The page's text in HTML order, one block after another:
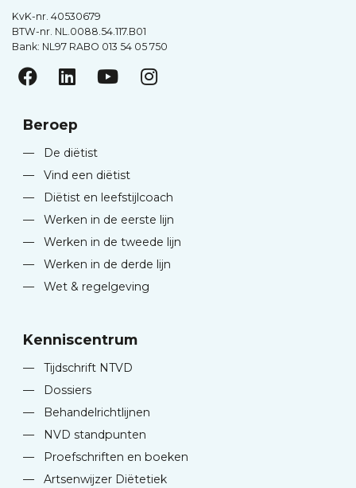
KvK-nr. 40530679
BTW-nr. NL.0088.54.117.B01
Bank: NL97 RABO 013 54 05 750
Beroep
—
De diëtist
—
Vind een diëtist
—
Diëtist en leefstijlcoach
—
Werken in de eerste lijn
—
Werken in de tweede lijn
—
Werken in de derde lijn
—
Wet & regelgeving
Kenniscentrum
—
Tijdschrift NTVD
—
Dossiers
—
Behandelrichtlijnen
—
NVD standpunten
—
Proefschriften en boeken
—
Artsenwijzer Diëtetiek